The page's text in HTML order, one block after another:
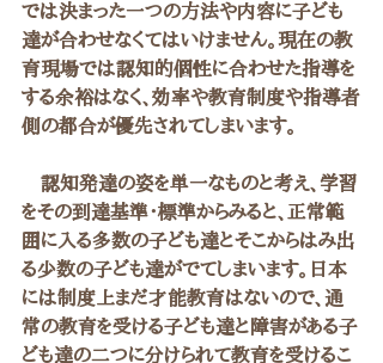
では決まった一つの方法や内容に子ども
達が合わせなくてはいけません。現在の教
育現場では認知的個性に合わせた指導を
する余裕はなく、効率や教育制度や指導者
側の都合が優先されてしまいます。
認知発達の姿を単一なものと考え、学習
をその到達基準・標準からみると、正常範
囲に入る多数の子ども達とそこからはみ出
る少数の子ども達がでてしまいます。日本
には制度上まだ才能教育はないので、通
常の教育を受ける子ども達と障害がある子
ども達の二つに分けられて教育を受けるこ